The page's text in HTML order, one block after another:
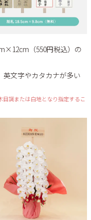
（550円税込）の
英文字やカタカナが多い
調または白地となり指定するこ